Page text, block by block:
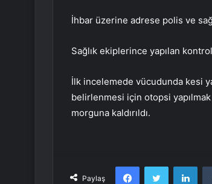
İhbar üzerine adrese polis ve
Sağlık ekiplerince yapılan
İlk incelemede vücudunda kesi
belirlenmesi için otopsi
morguna kaldırıldı.
Paylaş
FacebookTwitter